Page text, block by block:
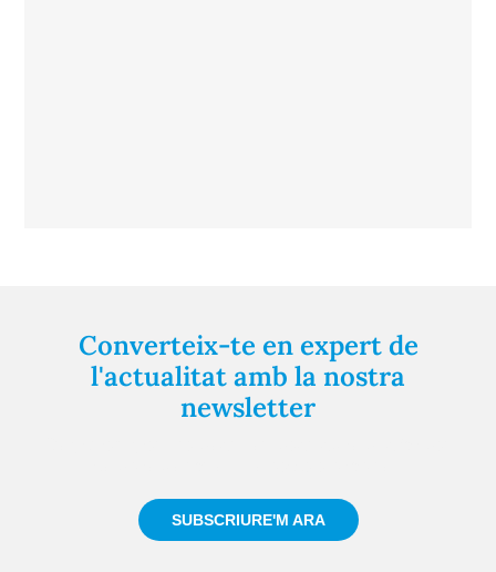
Converteix-te en expert de
l'actualitat amb la nostra
newsletter
SUBSCRIURE'M ARA